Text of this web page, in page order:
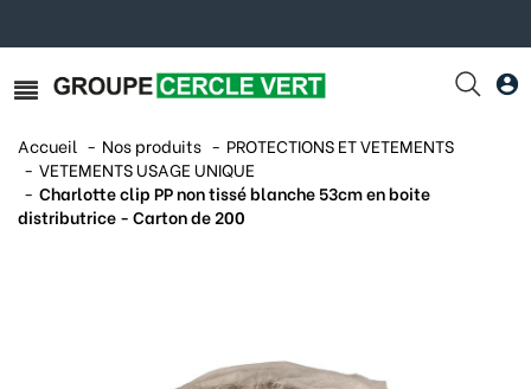
Accueil Nos produits
PROTECTIONS ET VETEMENTS
VETEMENTS USAGE UNIQUE
Charlotte clip PP non tissé blanche 53cm en boite
distributrice - Carton de 200